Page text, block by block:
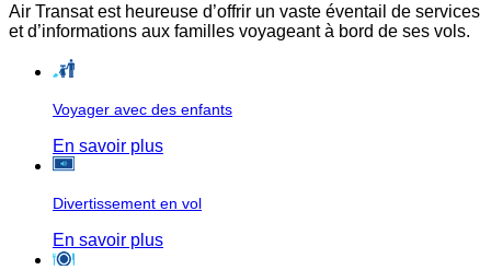
Air Transat est heureuse d’offrir un vaste éventail de services
et d’informations aux familles voyageant à bord de ses vols.
Voyager avec des enfants
En savoir plus
Divertissement en vol
En savoir plus